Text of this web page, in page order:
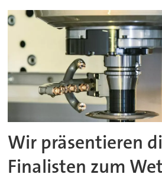
Wir präsentieren
Finalisten zum